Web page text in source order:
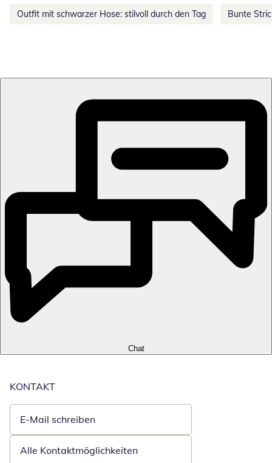
Outfit mit schwarzer Hose: stilvoll durch den Tag Bunte
Chat
KONTAKT
E-Mail schreiben
Öffnet E-Mail-Client
Alle Kontaktmöglichkeiten